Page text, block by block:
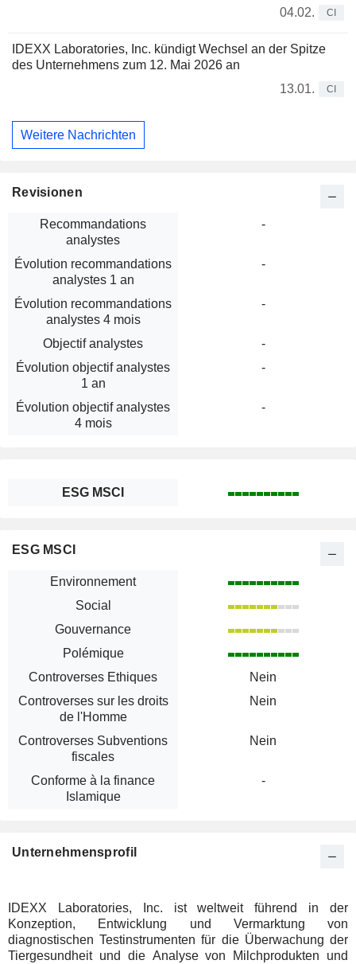
04.02.
CI
IDEXX Laboratories, Inc. kündigt Wechsel an der Spitze
des Unternehmens zum 12. Mai 2026 an
13.01.
CI
Weitere Nachrichten
Revisionen
Recommandations
analystes
-
Évolution recommandations
analystes 1 an
-
Évolution recommandations
analystes 4 mois
-
Objectif analystes
-
Évolution objectif analystes
1 an
-
Évolution objectif analystes
4 mois
-
ESG MSCI
ESG MSCI
Environnement
Social
Gouvernance
Polémique
Controverses Ethiques
Nein
Controverses sur les droits
de l'Homme
Nein
Controverses Subventions
fiscales
Nein
Conforme à la finance
Islamique
-
Unternehmensprofil
IDEXX Laboratories, Inc. ist weltweit führend in der
Konzeption, Entwicklung und Vermarktung von
diagnostischen Testinstrumenten für die Überwachung der
Tiergesundheit und die Analyse von Milchprodukten und